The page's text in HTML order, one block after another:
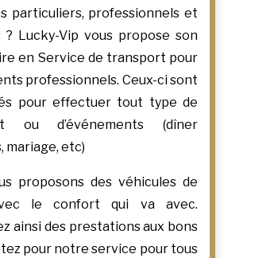
particuliers, professionnels et
? Lucky-Vip vous propose son
en Service de transport pour
professionnels. Ceux-ci sont
pour effectuer tout type de
ou d’événements (dîner
mariage, etc)
proposons des véhicules de
le confort qui va avec.
ainsi des prestations aux bons
pour notre service pour tous